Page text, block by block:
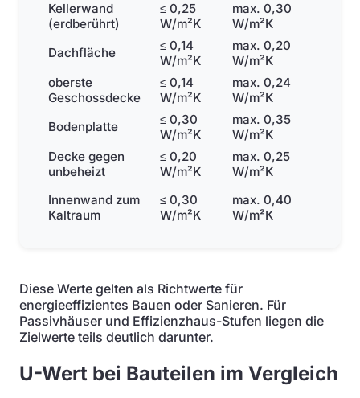
Kellerwand
(erdberührt)
≤ 0,25
W/m²K
max. 0,30
W/m²K
Dachfläche
≤ 0,14
W/m²K
max. 0,20
W/m²K
oberste
Geschossdecke
≤ 0,14
W/m²K
max. 0,24
W/m²K
Bodenplatte
≤ 0,30
W/m²K
max. 0,35
W/m²K
Decke gegen
unbeheizt
≤ 0,20
W/m²K
max. 0,25
W/m²K
Innenwand zum
Kaltraum
≤ 0,30
W/m²K
max. 0,40
W/m²K
Diese Werte gelten als Richtwerte für
energieeffizientes Bauen oder Sanieren. Für
Passivhäuser und Effizienzhaus-Stufen liegen die
Zielwerte teils deutlich darunter.
U-Wert bei Bauteilen im Vergleich